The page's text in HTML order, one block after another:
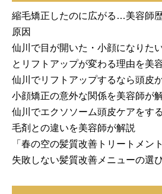
縮毛矯正したのに広がる…美容師
原因
仙川で目が開いた・小顔になりた
とリフトアップが変わる理由を美
仙川でリフトアップするなら頭皮
小顔矯正の意外な関係を美容師が
仙川でエクソソーム頭皮ケアをす
毛剤との違いを美容師が解説
「春の空の髪質改善トリートメン
失敗しない髪質改善メニューの選び